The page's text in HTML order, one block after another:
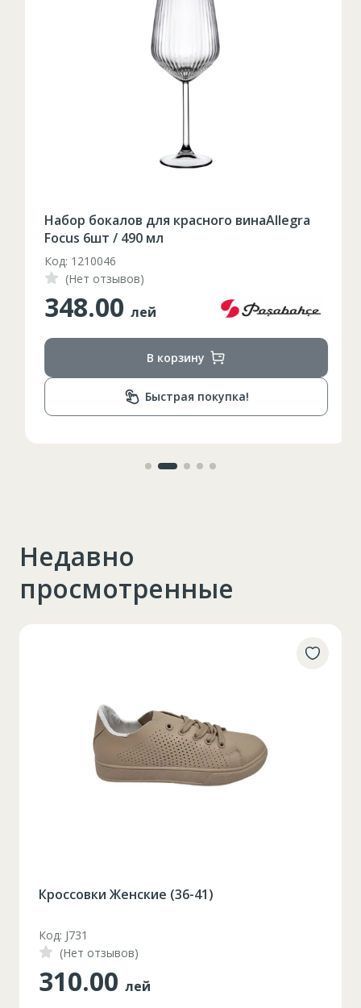
Таблица размеров
M
Marime
Inaltime
Circumferinta pieptului 86-96
Circumferinta bazinului 89-92
Lungimea piciorului in
interior
79
Набор бокалов для красного винаAllegra
Focus 6шт / 490 мл
Код: 1210046
(Нет отзывов)
348.00 лей
В корзину
Быстрая покупка!
Недавно
просмотренные
Кроссовки Женские (36-41)
Код: J731
(Нет отзывов)
310.00 лей